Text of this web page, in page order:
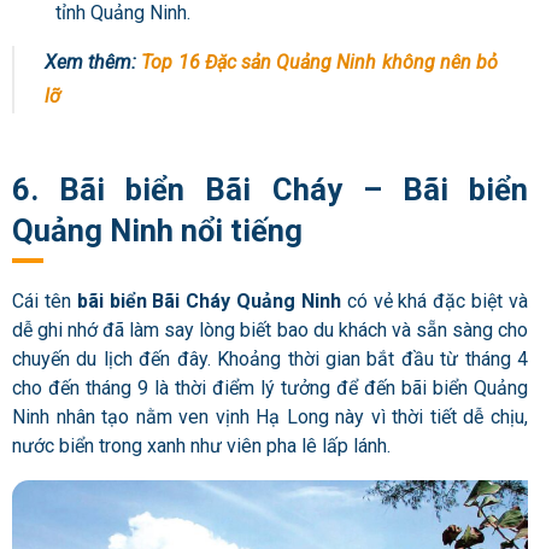
tỉnh Quảng Ninh.
Xem thêm: Top 16 Đặc sản Quảng Ninh không nên bỏ
lỡ
6. Bãi biển Bãi Cháy – Bãi biển
Quảng Ninh nổi tiếng
Cái tên bãi biển Bãi Cháy Quảng Ninhcó vẻ khá đặc biệt và
dễ ghi nhớ đã làm say lòng biết bao du khách và sẵn sàng cho
chuyến du lịch đến đây. Khoảng thời gian bắt đầu từ tháng 4
cho đến tháng 9 là thời điểm lý tưởng để đến bãi biển Quảng
Ninh nhân tạo nằm ven vịnh Hạ Long này vì thời tiết dễ chịu,
nước biển trong xanh như viên pha lê lấp lánh.